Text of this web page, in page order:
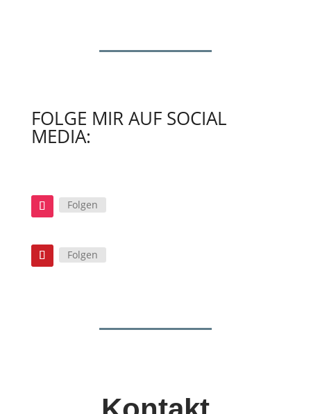
FOLGE MIR AUF SOCIAL
MEDIA:
Folgen
Folgen